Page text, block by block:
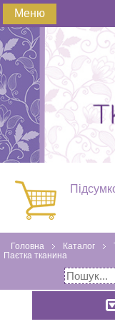
Меню
Головна Каталог
Паєтка тканина